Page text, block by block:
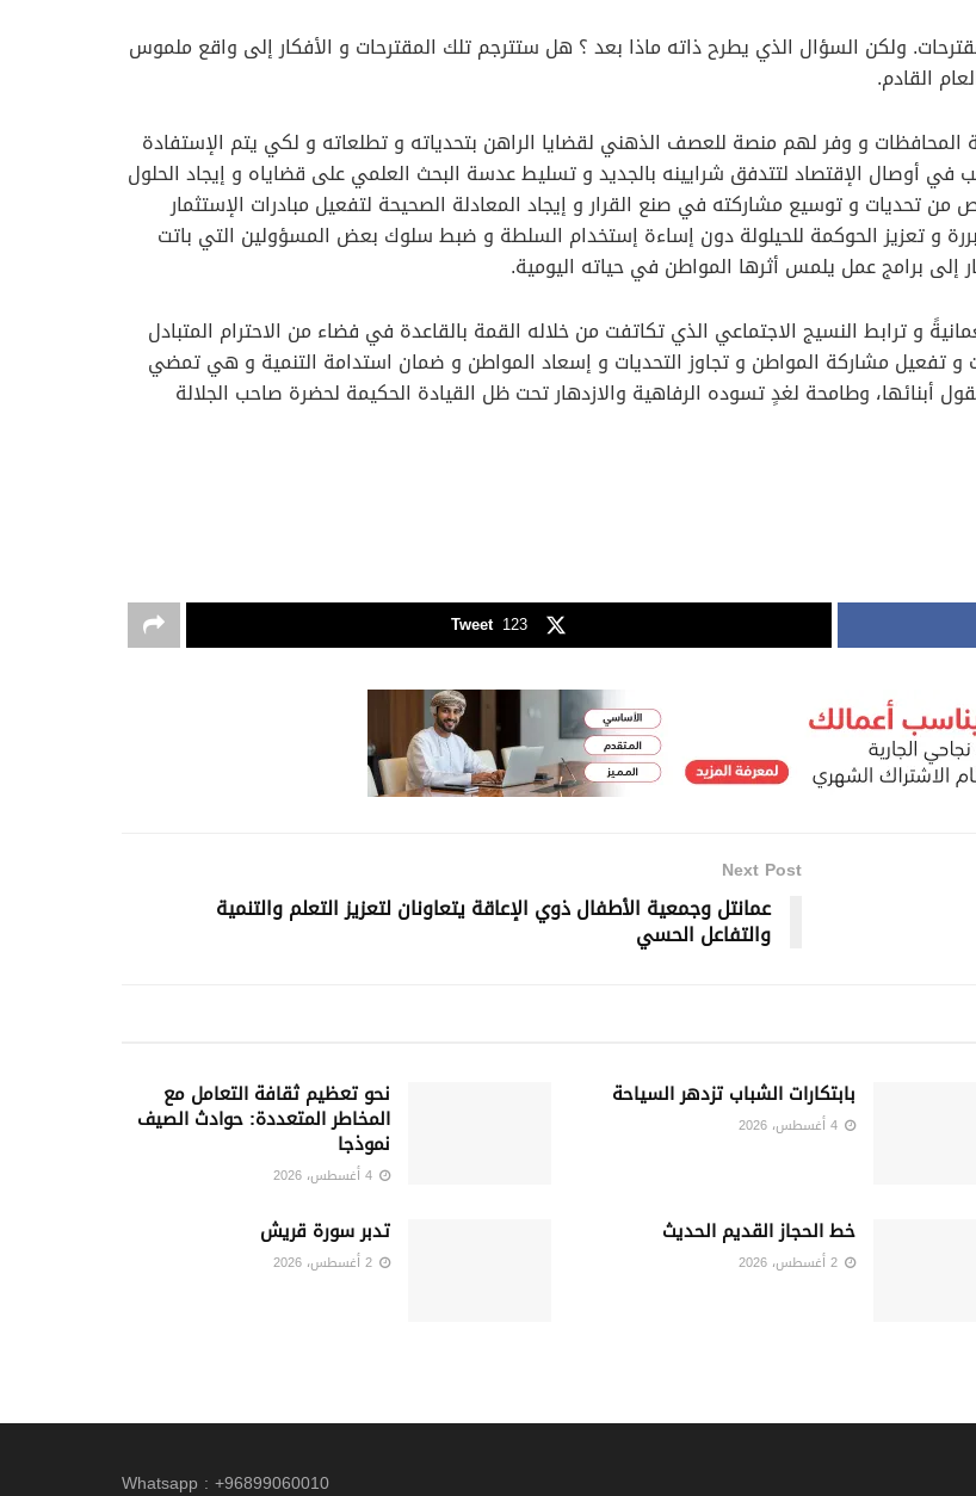
ولكن السؤال الذي يطرح ذاته ماذا بعد ؟ هل ستترجم تلك المقترحات و الأفكار إلى واقع ملموس
القادم.
المحافظات و وفر لهم منصة للعصف الذهني لقضايا الراهن بتحدياته و تطلعاته و لكي يتم الإستفادة
في أوصال الإقتصاد لتتدفق شرايينه بالجديد و تسليط عدسة البحث العلمي على قضاياه و إيجاد الحلول
تحديات و توسيع مشاركته في صنع القرار و إيجاد المعادلة الصحيحة لتفعيل مبادرات الإستثمار
و تعزيز الحوكمة للحيلولة دون إساءة إستخدام السلطة و ضبط سلوك بعض المسؤولين التي باتت
برامج عمل يلمس أثرها المواطن في حياته اليومية.
و ترابط النسيج الاجتماعي الذي تكاتفت من خلاله القمة بالقاعدة في فضاء من الاحترام المتبادل
تفعيل مشاركة المواطن و تجاوز التحديات و إسعاد المواطن و ضمان استدامة التنمية و هي تمضي
ومستنيرة بعقول أبنائها، وطامحة لغدٍ تسوده الرفاهية والازدهار تحت ظل القيادة الحكيمة لحضرة صاحب الجلالة
Tweet 123
Next Post
عمانتل وجمعية الأطفال ذوي الإعاقة يتعاونان لتعزيز التعلم والتنمية
والتفاعل الحسي
بابتكارات الشباب تزدهر السياحة نحو تعظيم ثقافة التعامل مع
المخاطر المتعددة: حوادث الصيف
نموذجا
خط الحجاز القديم الحديث تدبر سورة قريش
Whatsapp : +96899060010